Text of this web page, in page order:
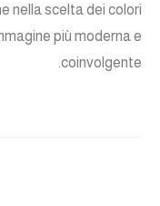
nella scelta dei colori
più moderna e
coinvolgente.